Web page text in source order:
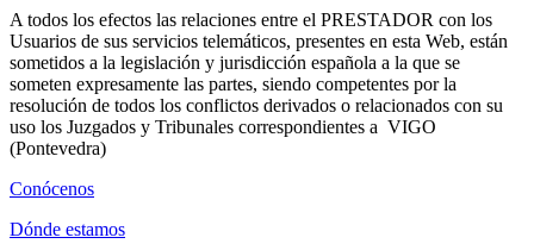
A todos los efectos las relaciones entre el PRESTADOR con los
Usuarios de sus servicios telemáticos, presentes en esta Web, están
sometidos a la legislación y jurisdicción española a la que se
someten expresamente las partes, siendo competentes por la
resolución de todos los conflictos derivados o relacionados con su
uso los Juzgados y Tribunales correspondientes a VIGO
(Pontevedra)
Conócenos
Dónde estamos